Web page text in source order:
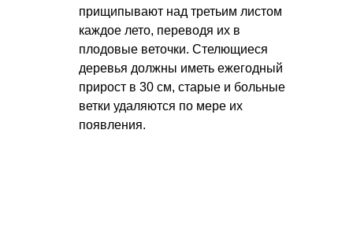
прищипывают над третьим листом
каждое лето, переводя их в
плодовые веточки. Стелющиеся
деревья должны иметь ежегодный
прирост в 30 см, старые и больные
ветки удаляются по мере их
появления.